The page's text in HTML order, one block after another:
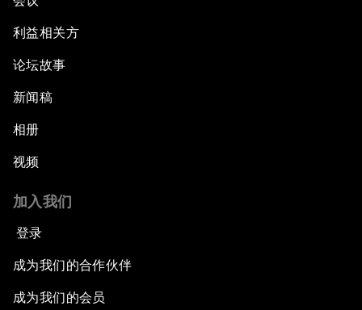
利益相关方
论坛故事
新闻稿
相册
视频
加入我们
登录
成为我们的合作伙伴
成为我们的会员